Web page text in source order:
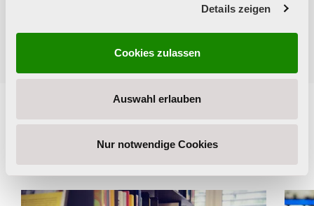
Details zeigen
Cookies zulassen
Auswahl erlauben
Nur notwendige Cookies